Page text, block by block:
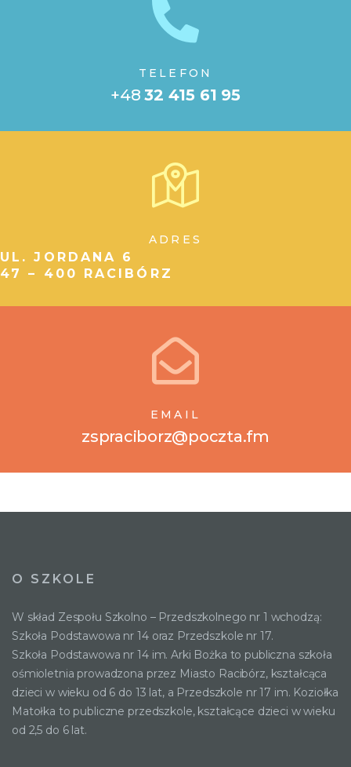
TELEFON
+4832 415 61 95
ADRES
UL. JORDANA 6
47 – 400 RACIBÓRZ
EMAIL
zspraciborz@poczta.fm
O SZKOLE
W skład Zespołu Szkolno – Przedszkolnego nr 1 wchodzą:
Szkoła Podstawowa nr 14 oraz Przedszkole nr 17.
Szkoła Podstawowa nr 14 im. Arki Bożka to publiczna szkoła
ośmioletnia prowadzona przez Miasto Racibórz, kształcąca
dzieci w wieku od 6 do 13 lat, a Przedszkole nr 17 im. Koziołka
Matołka to publiczne przedszkole, kształcące dzieci w wieku
od 2,5 do 6 lat.